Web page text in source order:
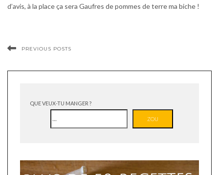
d’avis, à la place ça sera Gaufres de pommes de terre ma biche !
PREVIOUS POSTS
QUE VEUX-TU MANGER ?
ZOU